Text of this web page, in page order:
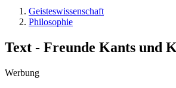
Geisteswissenschaft
Philosophie
Text - Freunde Kants und
Werbung